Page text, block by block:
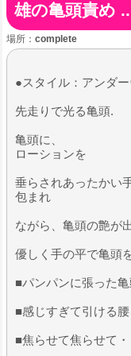
雄の亀頭責め ..
場所： complete
●スタイル：アンダ
先走りで光る亀頭.
亀頭に、
ローションを
垂らされあったかい
包まれ
ながら、亀頭の艶が
優しく手の平で亀頭
​■パンパンに張った亀
■感じすぎて引ける腰
■焦らせて焦らせて・